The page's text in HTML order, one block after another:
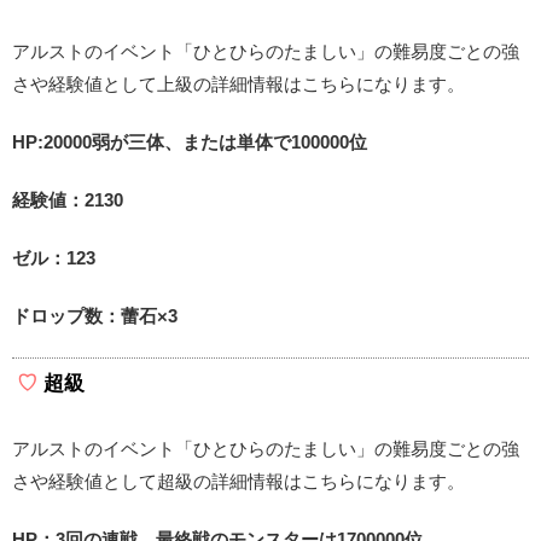
アルストのイベント「ひとひらのたましい」の難易度ごとの強
さや経験値として上級の詳細情報はこちらになります。
HP:20000弱が三体、または単体で100000位
経験値：2130
ゼル：123
ドロップ数：蕾石×3
超級
アルストのイベント「ひとひらのたましい」の難易度ごとの強
さや経験値として超級の詳細情報はこちらになります。